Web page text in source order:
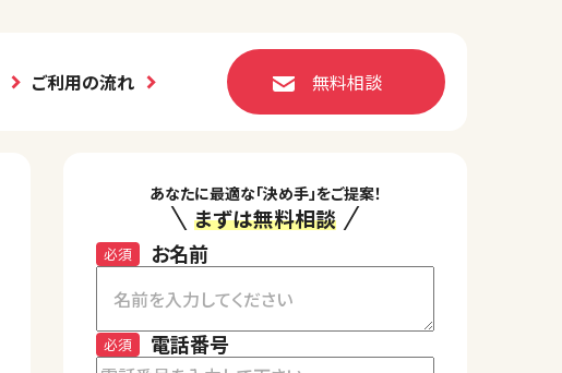
ご利用の流れ 無料相談
あなたに最適な「決め手」をご提案！
まずは無料相談
お名前
必須
電話番号
必須